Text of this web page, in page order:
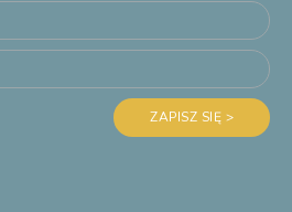
ZAPISZ SIĘ >